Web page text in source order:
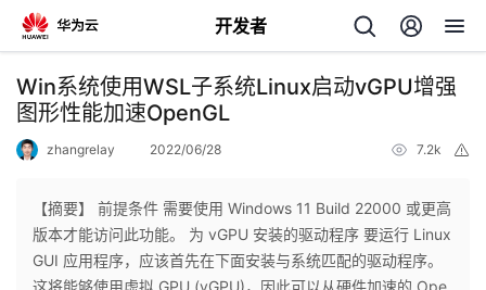
开发者
返
回
个
Win系统使用WSL子系统Linux启动vGPU增强
图形性能加速OpenGL
zhangrelay 2022/06/28 7.2k
【摘要】 前提条件 需要使用 Windows 11 Build 22000 或更高
版本才能访问此功能。 为 vGPU 安装的驱动程序 要运行 Linux
GUI 应用程序，应该首先在下面安装与系统匹配的驱动程序。
这将能够使用虚拟 GPU (vGPU)，因此可以从硬件加速的 Ope